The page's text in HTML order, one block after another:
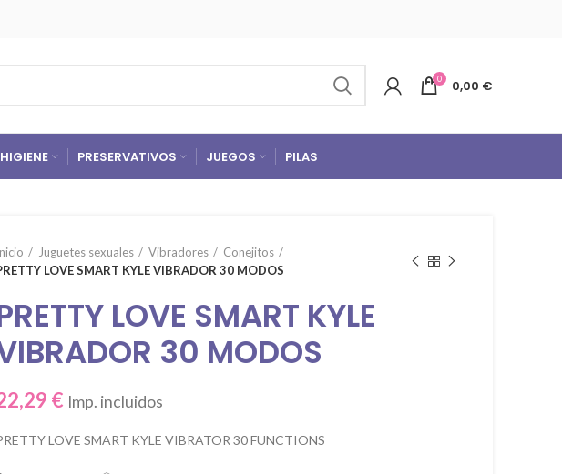
0 0,00 €
PRESERVATIVOS JUEGOS PILAS
Juguetes sexuales Vibradores
Conejitos
LOVE SMART KYLE VIBRADOR 30 MODOS
LOVE SMART KYLE
30 MODOS
€ Imp. incluidos
LOVE SMART KYLE VIBRATOR 30 FUNCTIONS